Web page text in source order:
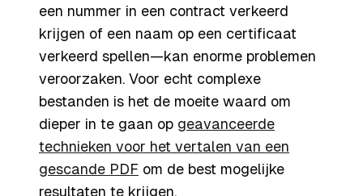
een nummer in een contract verkeerd
krijgen of een naam op een certificaat
verkeerd spellen—kan enorme problemen
veroorzaken. Voor echt complexe
bestanden is het de moeite waard om
dieper in te gaan op geavanceerde
technieken voor het vertalen van een
gescande PDF om de best mogelijke
resultaten te krijgen.